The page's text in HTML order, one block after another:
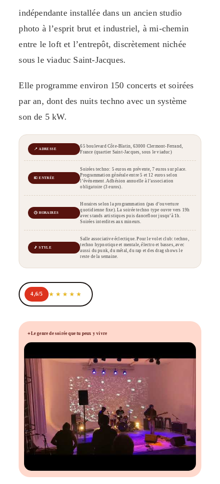
indépendante installée dans un ancien studio
photo à l’esprit brut et industriel, à mi-chemin
entre le loft et l’entrepôt, discrètement nichée
sous le viaduc Saint-Jacques.
Elle programme environ 150 concerts et soirées
par an, dont des nuits techno avec un système
son de 5 kW.
📍 ADRESSE
65 boulevard Côte-Blatin, 63000 Clermont-Ferrand,
France (quartier Saint-Jacques, sous le viaduc)
💶 ENTRÉE
Soirées techno: 5 euros en prévente, 7 euros sur place.
Programmation générale entre 5 et 12 euros selon
l’événement. Adhésion annuelle à l’association
obligatoire (3 euros).
🕒 HORAIRES
Horaires selon la programmation (pas d’ouverture
quotidienne fixe). La soirée techno type ouvre vers 19h
avec stands artistiques puis dancefloor jusqu’à 1h.
Soirées interdites aux mineurs.
🎵 STYLE
Salle associative éclectique. Pour le volet club: techno,
techno hypnotique et mentale, électro et basses, avec
aussi du punk, du métal, du rap et des drag shows le
reste de la semaine.
4,6/5
Le genre de soirée que tu peux y vivre